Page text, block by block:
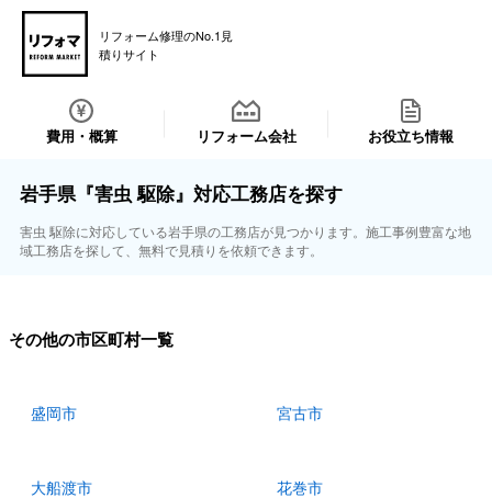
リフォーム修理のNo.1見
積りサイト
費用・概算 リフォーム会社 お役立ち情報
岩手県『害虫 駆除』対応工務店を探す
害虫 駆除に対応している岩手県の工務店が見つかります。施工事例豊富な地
域工務店を探して、無料で見積りを依頼できます。
その他の市区町村一覧
盛岡市 宮古市
大船渡市 花巻市